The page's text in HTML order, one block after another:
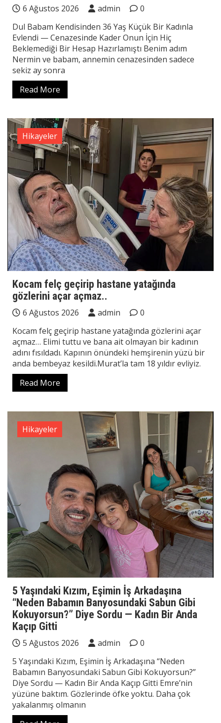
6 Ağustos 2026 admin
0
Dul Babam Kendisinden 36 Yaş Küçük Bir Kadınla
Evlendi — Cenazesinde Kader Onun İçin Hiç
Beklemediği Bir Hesap Hazırlamıştı Benim adım
Nermin ve babam, annemin cenazesinden sadece
sekiz ay sonra
Read More
Hikayeler
Kocam felç geçirip hastane yatağında
gözlerini açar açmaz..
6 Ağustos 2026 admin
0
Kocam felç geçirip hastane yatağında gözlerini açar
açmaz… Elimi tuttu ve bana ait olmayan bir kadının
adını fısıldadı. Kapının önündeki hemşirenin yüzü bir
anda bembeyaz kesildi.Murat’la tam 18 yıldır evliyiz.
Read More
Hikayeler
5 Yaşındaki Kızım, Eşimin İş Arkadaşına
“Neden Babamın Banyosundaki Sabun Gibi
Kokuyorsun?” Diye Sordu — Kadın Bir Anda
Kaçıp Gitti
5 Ağustos 2026 admin
0
5 Yaşındaki Kızım, Eşimin İş Arkadaşına “Neden
Babamın Banyosundaki Sabun Gibi Kokuyorsun?”
Diye Sordu — Kadın Bir Anda Kaçıp Gitti Emre’nin
yüzüne baktım. Gözlerinde öfke yoktu. Daha çok
yakalanmış olmanın